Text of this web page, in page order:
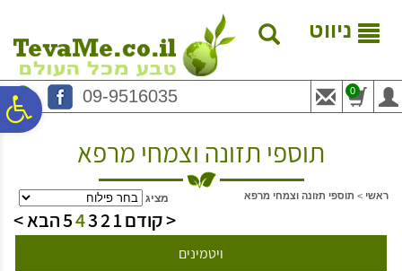
נגישות
המרכזי
ניווט
09-9516035 0
תוספי תזונה וצמחי מרפא
ראשי > תוספי תזונה וצמחי מרפא מציג
< קודם1
2
3
4
5הבא >
ויטמינים